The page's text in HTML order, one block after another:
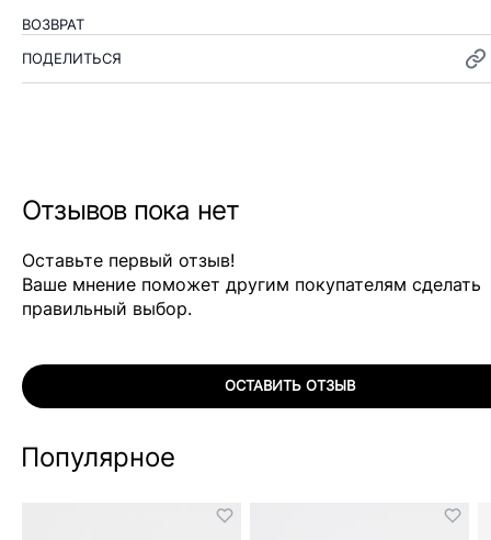
ВОЗВРАТ
ПОДЕЛИТЬСЯ
Отзывов пока нет
Оставьте первый отзыв!
Ваше мнение поможет другим покупателям сделать
правильный выбор.
ОСТАВИТЬ ОТЗЫВ
Популярное